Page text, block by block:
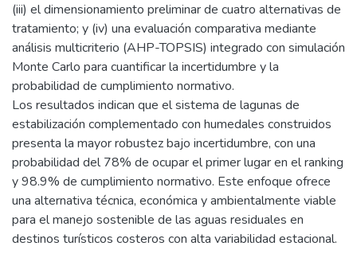
(iii) el dimensionamiento preliminar de cuatro alternativas de
tratamiento; y (iv) una evaluación comparativa mediante
análisis multicriterio (AHP-TOPSIS) integrado con simulación
Monte Carlo para cuantificar la incertidumbre y la
probabilidad de cumplimiento normativo.
Los resultados indican que el sistema de lagunas de
estabilización complementado con humedales construidos
presenta la mayor robustez bajo incertidumbre, con una
probabilidad del 78% de ocupar el primer lugar en el ranking
y 98.9% de cumplimiento normativo. Este enfoque ofrece
una alternativa técnica, económica y ambientalmente viable
para el manejo sostenible de las aguas residuales en
destinos turísticos costeros con alta variabilidad estacional.